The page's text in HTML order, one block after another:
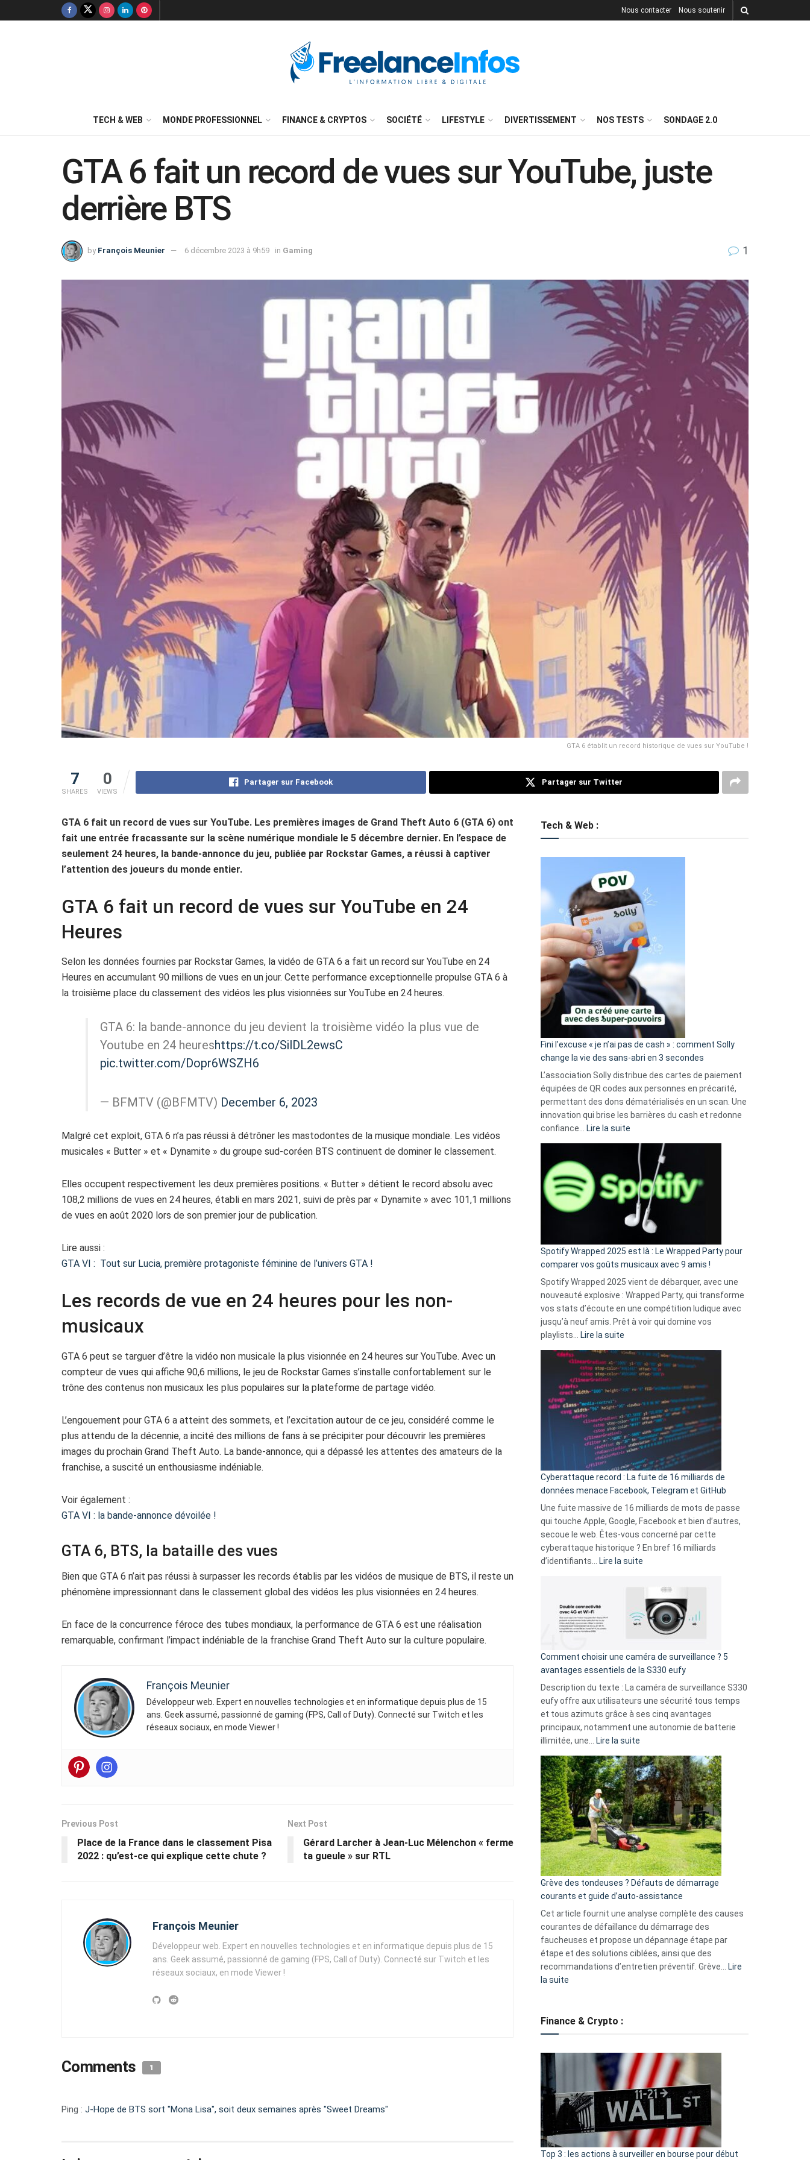
Nous contacter Nous soutenir
TECH & WEB MONDE PROFESSIONNEL FINANCE & CRYPTOS SOCIÉTÉ LIFESTYLE DIVERTISSEMENT NOS TESTS SONDAGE 2.0
GTA 6 fait un record de vues sur YouTube, juste
derrière BTS
by François Meunier 6 décembre 2023 à 9h59 in Gaming 1
GTA 6 établit un record historique de vues sur YouTube !
7
SHARES
0
VIEWS
Partager sur Facebook Partager sur Twitter
GTA 6 fait un record de vues sur YouTube. Les premières images de Grand Theft Auto 6 (GTA 6) ont
fait une entrée fracassante sur la scène numérique mondiale le 5 décembre dernier. En l’espace de
seulement 24 heures, la bande-annonce du jeu, publiée par Rockstar Games, a réussi à captiver
l’attention des joueurs du monde entier.
GTA 6 fait un record de vues sur YouTube en 24
Heures
Selon les données fournies par Rockstar Games, la vidéo de GTA 6 a fait un record sur YouTube en 24
Heures en accumulant 90 millions de vues en un jour. Cette performance exceptionnelle propulse GTA 6 à
la troisième place du classement des vidéos les plus visionnées sur YouTube en 24 heures.
GTA 6: la bande-annonce du jeu devient la troisième vidéo la plus vue de
Youtube en 24 heureshttps://t.co/SilDL2ewsC
pic.twitter.com/Dopr6WSZH6
— BFMTV (@BFMTV) December 6, 2023
Malgré cet exploit, GTA 6 n’a pas réussi à détrôner les mastodontes de la musique mondiale. Les vidéos
musicales « Butter » et « Dynamite » du groupe sud-coréen BTS continuent de dominer le classement.
Elles occupent respectivement les deux premières positions. « Butter » détient le record absolu avec
108,2 millions de vues en 24 heures, établi en mars 2021, suivi de près par « Dynamite » avec 101,1 millions
de vues en août 2020 lors de son premier jour de publication.
Lire aussi :
GTA VI : Tout sur Lucia, première protagoniste féminine de l’univers GTA !
Les records de vue en 24 heures pour les non-
musicaux
GTA 6 peut se targuer d’être la vidéo non musicale la plus visionnée en 24 heures sur YouTube. Avec un
compteur de vues qui affiche 90,6 millions, le jeu de Rockstar Games s’installe confortablement sur le
trône des contenus non musicaux les plus populaires sur la plateforme de partage vidéo.
L’engouement pour GTA 6 a atteint des sommets, et l’excitation autour de ce jeu, considéré comme le
plus attendu de la décennie, a incité des millions de fans à se précipiter pour découvrir les premières
images du prochain Grand Theft Auto. La bande-annonce, qui a dépassé les attentes des amateurs de la
franchise, a suscité un enthousiasme indéniable.
Voir également :
GTA VI : la bande-annonce dévoilée !
GTA 6, BTS, la bataille des vues
Bien que GTA 6 n’ait pas réussi à surpasser les records établis par les vidéos de musique de BTS, il reste un
phénomène impressionnant dans le classement global des vidéos les plus visionnées en 24 heures.
En face de la concurrence féroce des tubes mondiaux, la performance de GTA 6 est une réalisation
remarquable, confirmant l’impact indéniable de la franchise Grand Theft Auto sur la culture populaire.
François Meunier
Développeur web. Expert en nouvelles technologies et en informatique depuis plus de 15
ans. Geek assumé, passionné de gaming (FPS, Call of Duty). Connecté sur Twitch et les
réseaux sociaux, en mode Viewer !
Previous Post
Place de la France dans le classement Pisa
2022 : qu’est-ce qui explique cette chute ?
Next Post
Gérard Larcher à Jean-Luc Mélenchon « ferme
ta gueule » sur RTL
François Meunier
Développeur web. Expert en nouvelles technologies et en informatique depuis plus de 15
ans. Geek assumé, passionné de gaming (FPS, Call of Duty). Connecté sur Twitch et les
réseaux sociaux, en mode Viewer !
Comments 1
Ping : J-Hope de BTS sort "Mona Lisa", soit deux semaines après "Sweet Dreams"
Tech & Web :
Fini l’excuse « je n’ai pas de cash » : comment Solly
change la vie des sans-abri en 3 secondes
L’association Solly distribue des cartes de paiement
équipées de QR codes aux personnes en précarité,
permettant des dons dématérialisés en un scan. Une
innovation qui brise les barrières du cash et redonne
confiance… Lire la suite
l’excuse
je
n’ai
pas
de
cash
»
Solly
change
la
vie
sans-
abri
en
3
secondes
Spotify Wrapped 2025 est là : Le Wrapped Party pour
comparer vos goûts musicaux avec 9 amis !
Spotify Wrapped 2025 vient de débarquer, avec une
nouveauté explosive : Wrapped Party, qui transforme
vos stats d’écoute en une compétition ludique avec
jusqu’à neuf amis. Prêt à voir qui domine vos
playlists… Lire la suite
Wrapped
2025
est
:
Le
Wrapped
Party
pour
comparer
vos
goûts
musicaux
avec
9
amis
Cyberattaque record : La fuite de 16 milliards de
données menace Facebook, Telegram et GitHub
Une fuite massive de 16 milliards de mots de passe
qui touche Apple, Google, Facebook et bien d’autres,
secoue le web. Êtes-vous concerné par cette
cyberattaque historique ? En bref 16 milliards
d’identifiants… Lire la suite
record
La
fuite
16
milliards
données
menace
Facebook,
Telegram
GitHub
Comment choisir une caméra de surveillance ? 5
avantages essentiels de la S330 eufy
Description du texte : La caméra de surveillance S330
eufy offre aux utilisateurs une sécurité tous temps
et tous azimuts grâce à ses cinq avantages
principaux, notamment une autonomie de batterie
illimitée, une… Lire la suite
choisir
une
caméra
de
surveillance
?
5
avantages
essentiels
de
la
S330
eufy
Grève des tondeuses ? Défauts de démarrage
courants et guide d’auto-assistance
Cet article fournit une analyse complète des causes
courantes de défaillance du démarrage des
faucheuses et propose un dépannage étape par
étape et des solutions ciblées, ainsi que des
recommandations d’entretien préventif. Grève… Lire
la suite
tondeuses
démarrage
courants
et
guide
d’auto-
assistance
Finance & Crypto :
Top 3 : les actions à surveiller en bourse pour début